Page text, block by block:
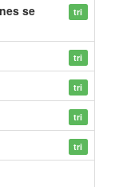
se
tri
tri
tri
tri
tri